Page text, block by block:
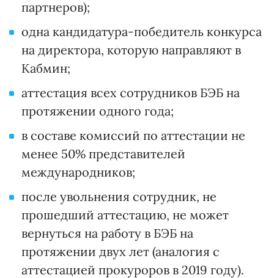
партнеров);
одна кандидатура-победитель конкурса
на директора, которую направляют в
Кабмин;
аттестация всех сотрудников БЭБ на
протяжении одного года;
в составе комиссий по аттестации не
менее 50% представителей
международников;
после увольнения сотрудник, не
прошедший аттестацию, не может
вернуться на работу в БЭБ на
протяжении двух лет (аналогия с
аттестацией прокуроров в 2019 году).